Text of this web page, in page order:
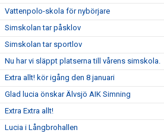
Vattenpolo-skola för nybörjare
Simskolan tar påsklov
Simskolan tar sportlov
Nu har vi släppt platserna till vårens simskola.
Extra allt! kör igång den 8 januari
Glad lucia önskar Älvsjö AIK Simning
Extra Extra allt!
Lucia i Långbrohallen